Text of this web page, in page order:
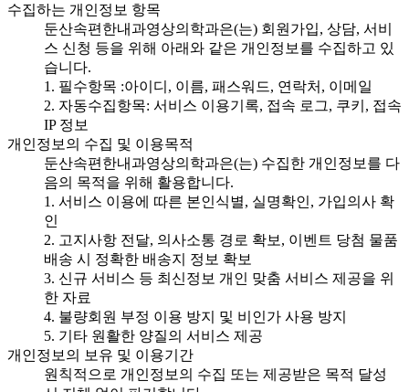
수집하는 개인정보 항목
둔산속편한내과영상의학과은(는) 회원가입, 상담, 서비
스 신청 등을 위해 아래와 같은 개인정보를 수집하고 있
습니다.
1. 필수항목 :아이디, 이름, 패스워드, 연락처, 이메일
2. 자동수집항목: 서비스 이용기록, 접속 로그, 쿠키, 접속
IP 정보
개인정보의 수집 및 이용목적
둔산속편한내과영상의학과은(는) 수집한 개인정보를 다
음의 목적을 위해 활용합니다.
1. 서비스 이용에 따른 본인식별, 실명확인, 가입의사 확
인
2. 고지사항 전달, 의사소통 경로 확보, 이벤트 당첨 물품
배송 시 정확한 배송지 정보 확보
3. 신규 서비스 등 최신정보 개인 맞춤 서비스 제공을 위
한 자료
4. 불량회원 부정 이용 방지 및 비인가 사용 방지
5. 기타 원활한 양질의 서비스 제공
개인정보의 보유 및 이용기간
원칙적으로 개인정보의 수집 또는 제공받은 목적 달성